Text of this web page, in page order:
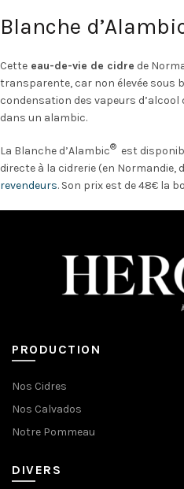
Blanche
Cette eau-de-vie de cidre de
transparente, car non élevée sous
condensation des vapeurs
dans un alambic.
La Blanche d’Alambic® est
directe à la cidrerie (en Normandie,
revendeurs. Son prix est de 48€ la
PRODUCTION
Nos Cidres
Nos Calvados
Notre Pommeau
DIVERS